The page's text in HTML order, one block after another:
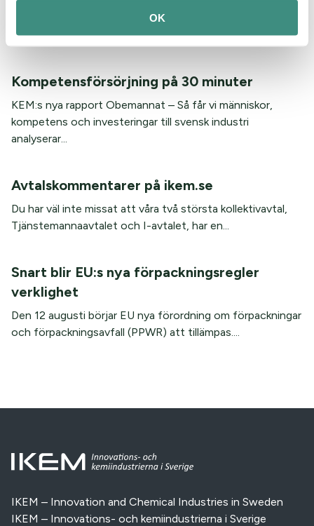
OK
Förberedelserna inför avtalsrörelsen har nu tagit fart!
Under våren har IKEM samlat de olika avtalsråden...
Kompetensförsörjning på 30 minuter
KEM:s nya rapport Obemannat – Så får vi människor,
kompetens och investeringar till svensk industri
analyserar...
Avtalskommentarer på ikem.se
Du har väl inte missat att våra två största kollektivavtal,
Tjänstemannaavtalet och I-avtalet, har en...
Snart blir EU:s nya förpackningsregler
verklighet
Den 12 augusti börjar EU nya förordning om förpackningar
och förpackningsavfall (PPWR) att tillämpas....
IKEM – Innovation and Chemical Industries in Sweden
IKEM – Innovations- och kemiindustrierna i Sverige